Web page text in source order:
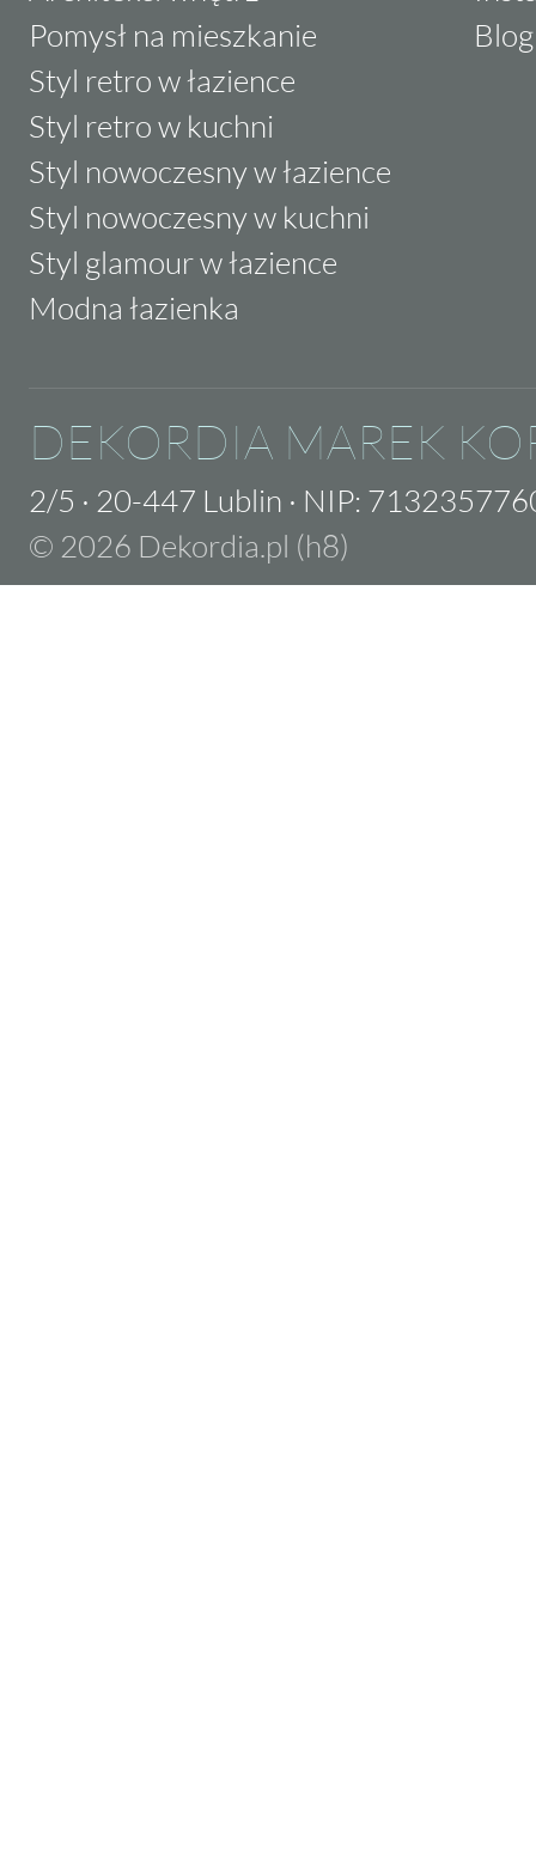
Pomysł na mieszkanie
Styl retro w łazience
Styl retro w kuchni
Styl nowoczesny w łazience
Styl nowoczesny w kuchni
Styl glamour w łazience
Modna łazienka
Blog
DEKORDIA MAREK
2/5 · 20-447 Lublin · NIP:
© 2026 Dekordia.pl (h8)